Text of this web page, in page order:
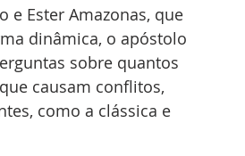
e Ester Amazonas, que
dinâmica, o apóstolo
sobre quantos
causam conflitos,
como a clássica e